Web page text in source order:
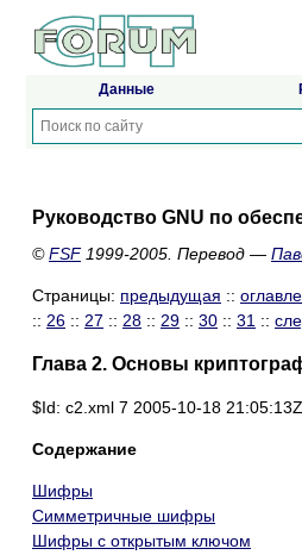
Данные
Руководство GNU по
©FSF1999-2005. Перевод —
Страницы: предыдущая ::
:: 26 :: 27 :: 28 :: 29 :: 30 :: 31 ::
Глава 2. Основы
$Id: c2.xml 7 2005-10-18
Содержание
Шифры
Симметричные шифры
Шифры с открытым ключом